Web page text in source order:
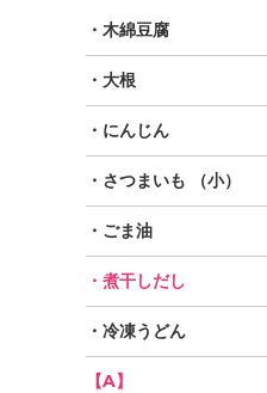
・木綿豆腐
・大根
・にんじん
・さつまいも （小）
・ごま油
・煮干しだし
・冷凍うどん
【A】